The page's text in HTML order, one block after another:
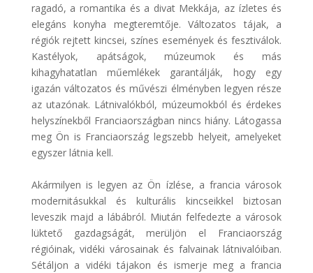
ragadó, a romantika és a divat Mekkája, az ízletes és
elegáns konyha megteremtője. Változatos tájak, a
régiók rejtett kincsei, színes események és fesztiválok.
Kastélyok, apátságok, múzeumok és más
kihagyhatatlan műemlékek garantálják, hogy egy
igazán változatos és művészi élményben legyen része
az utazónak. Látnivalókból, múzeumokból és érdekes
helyszínekből Franciaországban nincs hiány. Látogassa
meg Ön is Franciaország legszebb helyeit, amelyeket
egyszer látnia kell.
Akármilyen is legyen az Ön ízlése, a francia városok
modernitásukkal és kulturális kincseikkel biztosan
leveszik majd a lábábról. Miután felfedezte a városok
lüktető gazdagságát, merüljön el Franciaország
régióinak, vidéki városainak és falvainak látnivalóiban.
Sétáljon a vidéki tájakon és ismerje meg a francia